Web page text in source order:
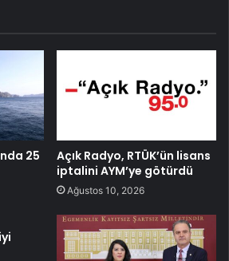
25
Açık Radyo, RTÜK’ün lisans
iptalini AYM’ye götürdü
Ağustos 10, 2026